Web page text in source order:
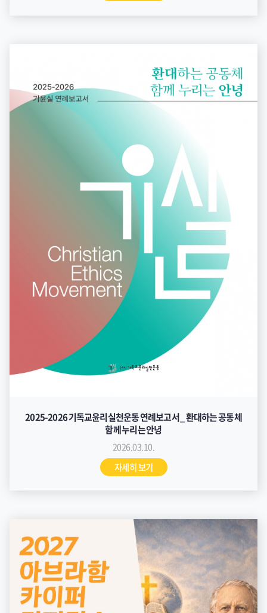
2025-2026 기독교윤리실천운동 연례보고서 _ 환대하는 공동체
함께 누리는 안녕
2026.03.10.
자세히 보기